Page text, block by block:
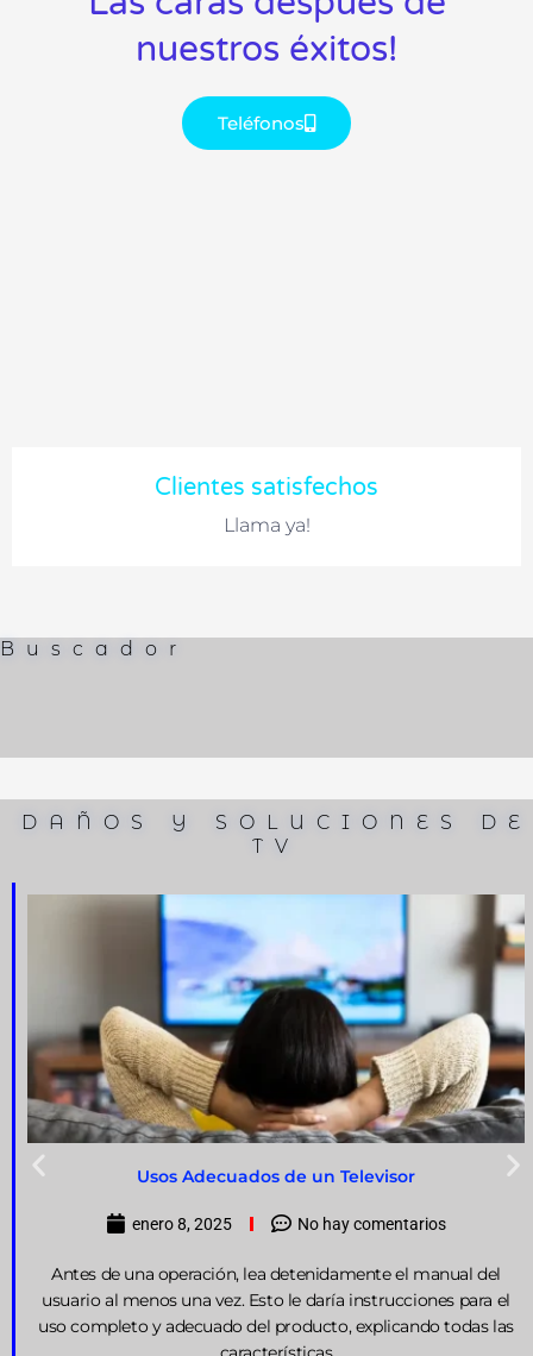
Clientes satisfechos
Llama ya!
nuestros éxitos!
Teléfonos
Buscador
DAÑOS Y SOLUCIONES DE
TV
Usos Adecuados de un Televisor
enero 8, 2025 No hay comentarios
Antes de una operación, lea detenidamente el manual del
usuario al menos una vez. Esto le daría instrucciones para el
uso completo y adecuado del producto, explicando todas las